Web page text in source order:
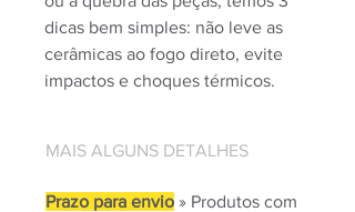
dicas bem simples: não leve as
cerâmicas ao fogo direto, evite
impactos e choques térmicos.
MAIS ALGUNS DETALHES
Prazo para envio » Produtos com